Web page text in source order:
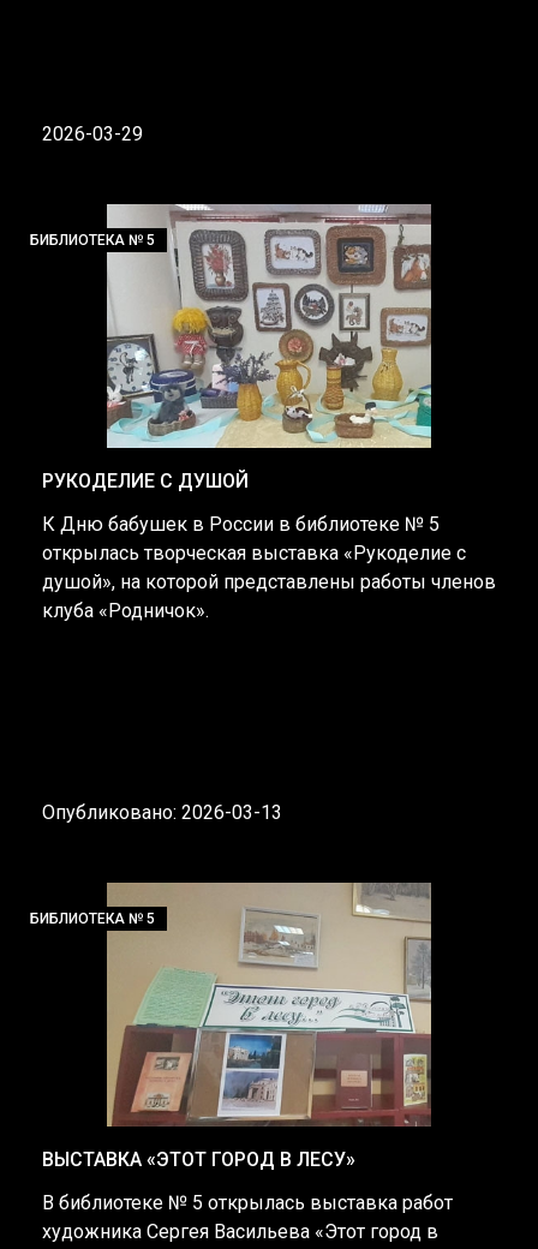
2026-03-29
БИБЛИОТЕКА № 5
РУКОДЕЛИЕ С ДУШОЙ
К Дню бабушек в России в библиотеке № 5
открылась творческая выставка «Рукоделие с
душой», на которой представлены работы членов
клуба «Родничок».
Опубликовано: 2026-03-13
БИБЛИОТЕКА № 5
ВЫСТАВКА «ЭТОТ ГОРОД В ЛЕСУ»
В библиотеке № 5 открылась выставка работ
художника Сергея Васильева «Этот город в